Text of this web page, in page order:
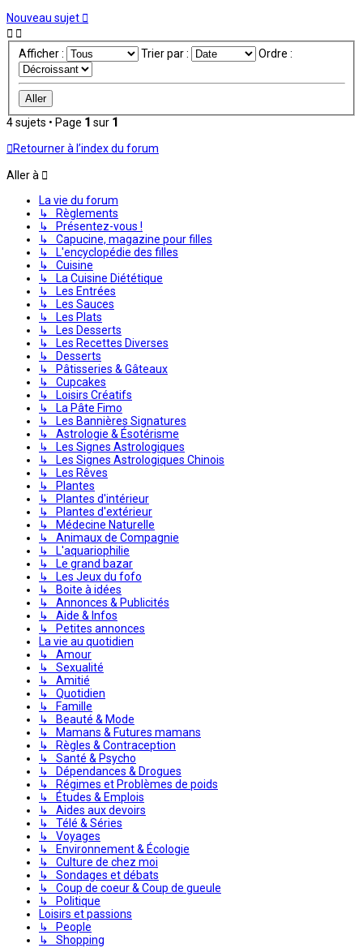
Nouveau sujet
Afficher : Trier par : Ordre :
4 sujets • Page 1 sur 1
Retourner à l’index du forum
Aller à
La vie du forum
↳ Règlements
↳ Présentez-vous !
↳ Capucine, magazine pour filles
↳ L'encyclopédie des filles
↳ Cuisine
↳ La Cuisine Diététique
↳ Les Entrées
↳ Les Sauces
↳ Les Plats
↳ Les Desserts
↳ Les Recettes Diverses
↳ Desserts
↳ Pâtisseries & Gâteaux
↳ Cupcakes
↳ Loisirs Créatifs
↳ La Pâte Fimo
↳ Les Bannières Signatures
↳ Astrologie & Ésotérisme
↳ Les Signes Astrologiques
↳ Les Signes Astrologiques Chinois
↳ Les Rêves
↳ Plantes
↳ Plantes d'intérieur
↳ Plantes d'extérieur
↳ Médecine Naturelle
↳ Animaux de Compagnie
↳ L'aquariophilie
↳ Le grand bazar
↳ Les Jeux du fofo
↳ Boite à idées
↳ Annonces & Publicités
↳ Aide & Infos
↳ Petites annonces
La vie au quotidien
↳ Amour
↳ Sexualité
↳ Amitié
↳ Quotidien
↳ Famille
↳ Beauté & Mode
↳ Mamans & Futures mamans
↳ Règles & Contraception
↳ Santé & Psycho
↳ Dépendances & Drogues
↳ Régimes et Problèmes de poids
↳ Études & Emplois
↳ Aides aux devoirs
↳ Télé & Séries
↳ Voyages
↳ Environnement & Écologie
↳ Culture de chez moi
↳ Sondages et débats
↳ Coup de coeur & Coup de gueule
↳ Politique
Loisirs et passions
↳ People
↳ Shopping